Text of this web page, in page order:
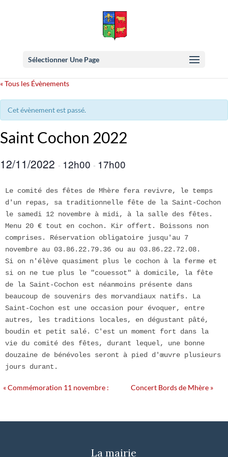
Sélectionner Une Page
« Tous les Évènements
Cet évènement est passé.
Saint Cochon 2022
12/11/2022 - 12h00 - 17h00
Le comité des fêtes de Mhère fera revivre, le temps
d'un repas, sa traditionnelle fête de la Saint-Cochon
le samedi 12 novembre à midi, à la salle des fêtes.
Menu 20 € tout en cochon. Kir offert. Boissons non
comprises. Réservation obligatoire jusqu'au 7
novembre au 03.86.22.79.36 ou au 03.86.22.72.08.
Si on n'élève quasiment plus le cochon à la ferme et
si on ne tue plus le "couessot" à domicile, la fête
de la Saint-Cochon est néanmoins présente dans
beaucoup de souvenirs des morvandiaux natifs. La
Saint-Cochon est une occasion pour évoquer, entre
autres, les traditions locales, en dégustant pâté,
boudin et petit salé. C'est un moment fort dans la
vie du comité des fêtes, durant lequel, une bonne
douzaine de bénévoles seront à pied d'œuvre plusieurs
jours durant.
Navigation
«Commémoration 11 novembre : Concert Bords de Mhère »
La mairie